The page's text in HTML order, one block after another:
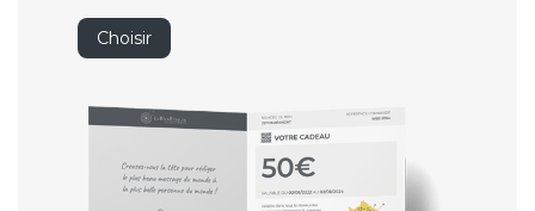
Choisir